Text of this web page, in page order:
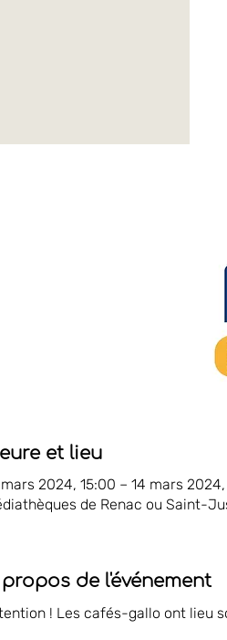
et lieu
mars 2024, 15:00 – 14 mars 2024,
de Renac ou Saint-
de l'événement
! Les cafés-gallo ont lieu